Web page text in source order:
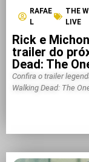
RAFAE
L
THE
LIVE
Rick e
trailer do
Dead: The
Confira o trailer
Walking Dead: The